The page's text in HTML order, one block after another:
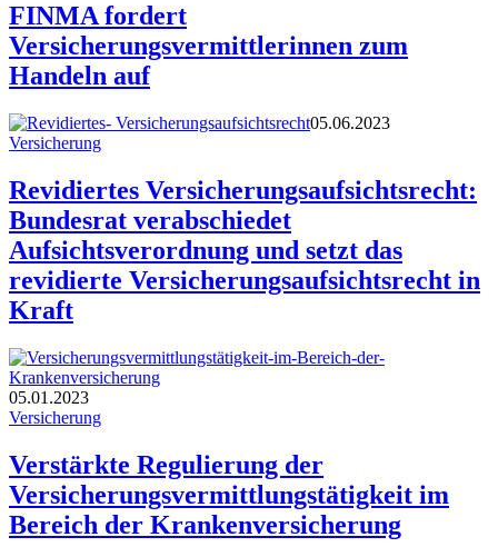
FINMA fordert
Versicherungsvermittlerinnen zum
Handeln auf
05.06.2023
Versicherung
Revidiertes Versicherungsaufsichtsrecht:
Bundesrat verabschiedet
Aufsichtsverordnung und setzt das
revidierte Versicherungsaufsichtsrecht in
Kraft
05.01.2023
Versicherung
Verstärkte Regulierung der
Versicherungsvermittlungstätigkeit im
Bereich der Krankenversicherung